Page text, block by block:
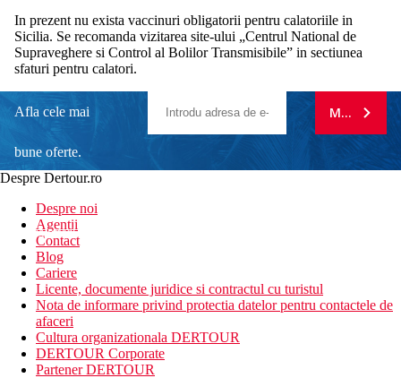
In prezent nu exista vaccinuri obligatorii pentru calatoriile in
Sicilia. Se recomanda vizitarea site-ului „Centrul National de
Supraveghere si Control al Bolilor Transmisibile” in sectiunea
sfaturi pentru calatori.
Afla cele mai
bune oferte.
newsletter!
MA
Despre Dertour.ro
Despre noi
Agentii
Contact
Blog
Cariere
Licente, documente juridice si contractul cu turistul
Nota de informare privind protectia datelor pentru contactele de
afaceri
Cultura organizationala DERTOUR
DERTOUR Corporate
Partener DERTOUR